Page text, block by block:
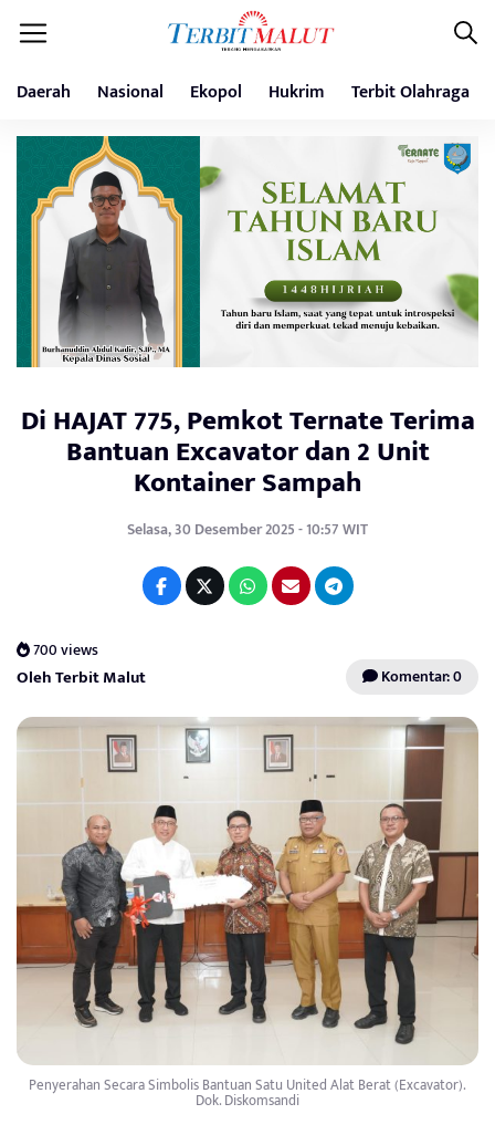
Daerah Nasional Ekopol Hukrim Terbit Olahraga
Di HAJAT 775, Pemkot Ternate Terima
Bantuan Excavator dan 2 Unit
Kontainer Sampah
Selasa, 30 Desember 2025 - 10:57 WIT
700 views
Oleh Terbit Malut Komentar: 0
Penyerahan Secara Simbolis Bantuan Satu United Alat Berat (Excavator).
Dok. Diskomsandi